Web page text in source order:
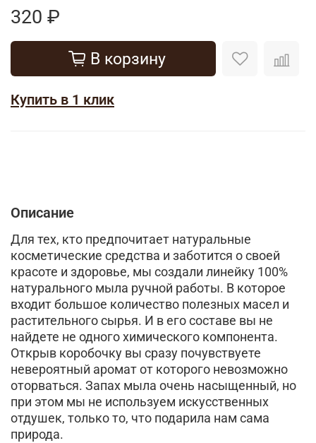
320 ₽
В корзину
Купить в 1 клик
Описание
Для тех, кто предпочитает натуральные
косметические средства и заботится о своей
красоте и здоровье, мы создали линейку 100%
натурального мыла ручной работы. В которое
входит большое количество полезных масел и
растительного сырья. И в его составе вы не
найдете не одного химического компонента.
Открыв коробочку вы сразу почувствуете
невероятный аромат от которого невозможно
оторваться. Запах мыла очень насыщенный, но
при этом мы не используем искусственных
отдушек, только то, что подарила нам сама
природа.